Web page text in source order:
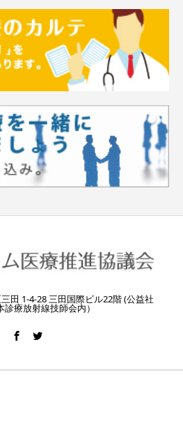
田 1-4-28 三田国際ビル22階 (公益社
診療放射線技師会内）